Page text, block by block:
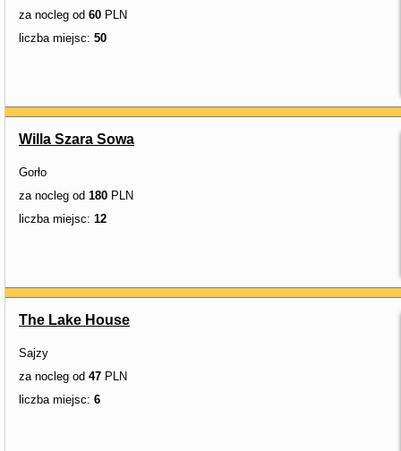
za nocleg od 60 PLN
liczba miejsc: 50
Willa Szara Sowa
Gorło
za nocleg od 180 PLN
liczba miejsc: 12
The Lake House
Sajzy
za nocleg od 47 PLN
liczba miejsc: 6